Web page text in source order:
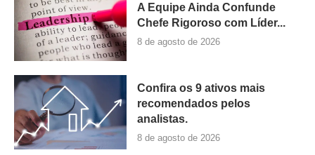
A Equipe Ainda Confunde
Chefe Rigoroso com Líder...
8 de agosto de 2026
Confira os 9 ativos mais
recomendados pelos
analistas.
8 de agosto de 2026